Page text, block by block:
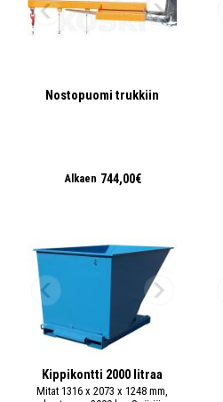
Nostopuomi trukkiin
Alkaen 744,00€
Kippikontti 2000 litraa
Mitat 1316 x 2073 x 1248 mm,